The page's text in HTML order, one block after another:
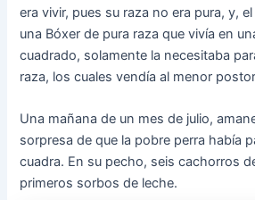
era vivir, pues su raza no era pura, y,
una Bóxer de pura raza que vivía en
cuadrado, solamente la necesitaba
raza, los cuales vendía al menor
Una mañana de un mes de julio,
sorpresa de que la pobre perra había
cuadra. En su pecho, seis cachorros
primeros sorbos de leche.